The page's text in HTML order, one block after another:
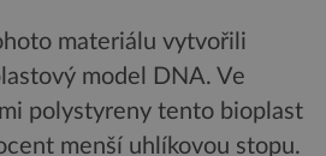
materiálu vytvořili
model DNA. Ve
polystyreny tento bioplast
menší uhlíkovou stopu.